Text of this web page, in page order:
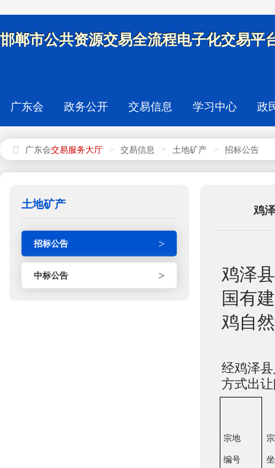
邯郸市公共资源交易全流程电子化交易平
广东会 政务公开 交易信息 学习中心 政
广东会 > 交易信息 > 土地矿产 > 招标公告
土地矿产
招标公告 >
中标公告 >
鸡
鸡泽
国有
鸡自
经鸡泽
方式出
宗地
编号